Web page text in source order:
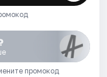
промокод